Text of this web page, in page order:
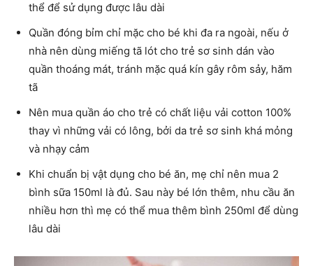
thể để sử dụng được lâu dài
Quần đóng bỉm chỉ mặc cho bé khi đa ra ngoài, nếu ở
nhà nên dùng miếng tã lót cho trẻ sơ sinh dán vào
quần thoáng mát, tránh mặc quá kín gây rôm sảy, hăm
tã
Nên mua quần áo cho trẻ có chất liệu vải cotton 100%
thay vì những vải có lông, bởi da trẻ sơ sinh khá mỏng
và nhạy cảm
Khi chuẩn bị vật dụng cho bé ăn, mẹ chỉ nên mua 2
bình sữa 150ml là đủ. Sau này bé lớn thêm, nhu cầu ăn
nhiều hơn thì mẹ có thể mua thêm bình 250ml để dùng
lâu dài